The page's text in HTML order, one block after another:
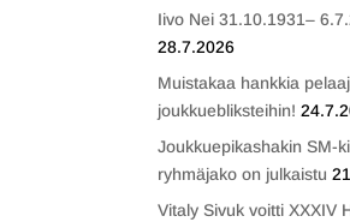
Iivo Nei 31.10.1931–
28.7.2026
Muistakaa hankkia
joukkuebliksteihin!
Joukkuepikashakin SM-
ryhmäjako on julkaistu
Vitaly Sivuk voitti XXXIV